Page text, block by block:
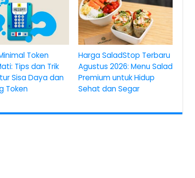
Token
Tips dan Trik
Sisa Daya dan
Token
Harga SaladStop Terbaru
Agustus 2026: Menu Salad
Premium untuk Hidup
Sehat dan Segar